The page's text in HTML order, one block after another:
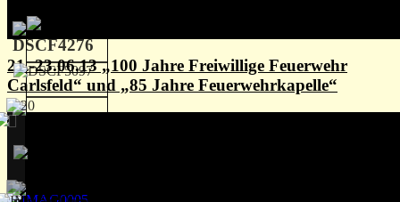
21.-23.06.13 „100 Jahre Freiwillige Feuerwehr
Carlsfeld“ und „85 Jahre Feuerwehrkapelle“